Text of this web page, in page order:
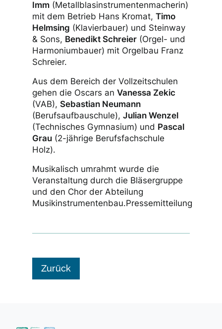
Imm (Metallblasinstrumentenmacherin)
mit dem Betrieb Hans Kromat, Timo
Helmsing (Klavierbauer) und Steinway
& Sons, Benedikt Schreier (Orgel- und
Harmoniumbauer) mit Orgelbau Franz
Schreier.
Aus dem Bereich der Vollzeitschulen
gehen die Oscars an Vanessa Zekic
(VAB), Sebastian Neumann
(Berufsaufbauschule), Julian Wenzel
(Technisches Gymnasium) und Pascal
Grau (2-jährige Berufsfachschule
Holz).
Musikalisch umrahmt wurde die
Veranstaltung durch die Bläsergruppe
und den Chor der Abteilung
Musikinstrumentenbau.Pressemitteilung
Zurück